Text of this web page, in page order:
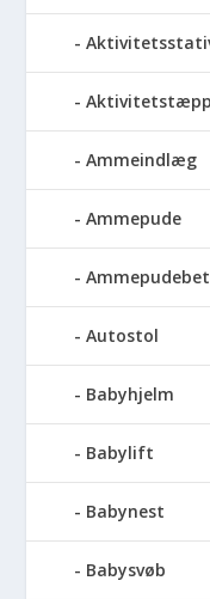
Ammeindlæg
Ammepude
Autostol
Babyhjelm
Babylift
Babynest
Babysvøb